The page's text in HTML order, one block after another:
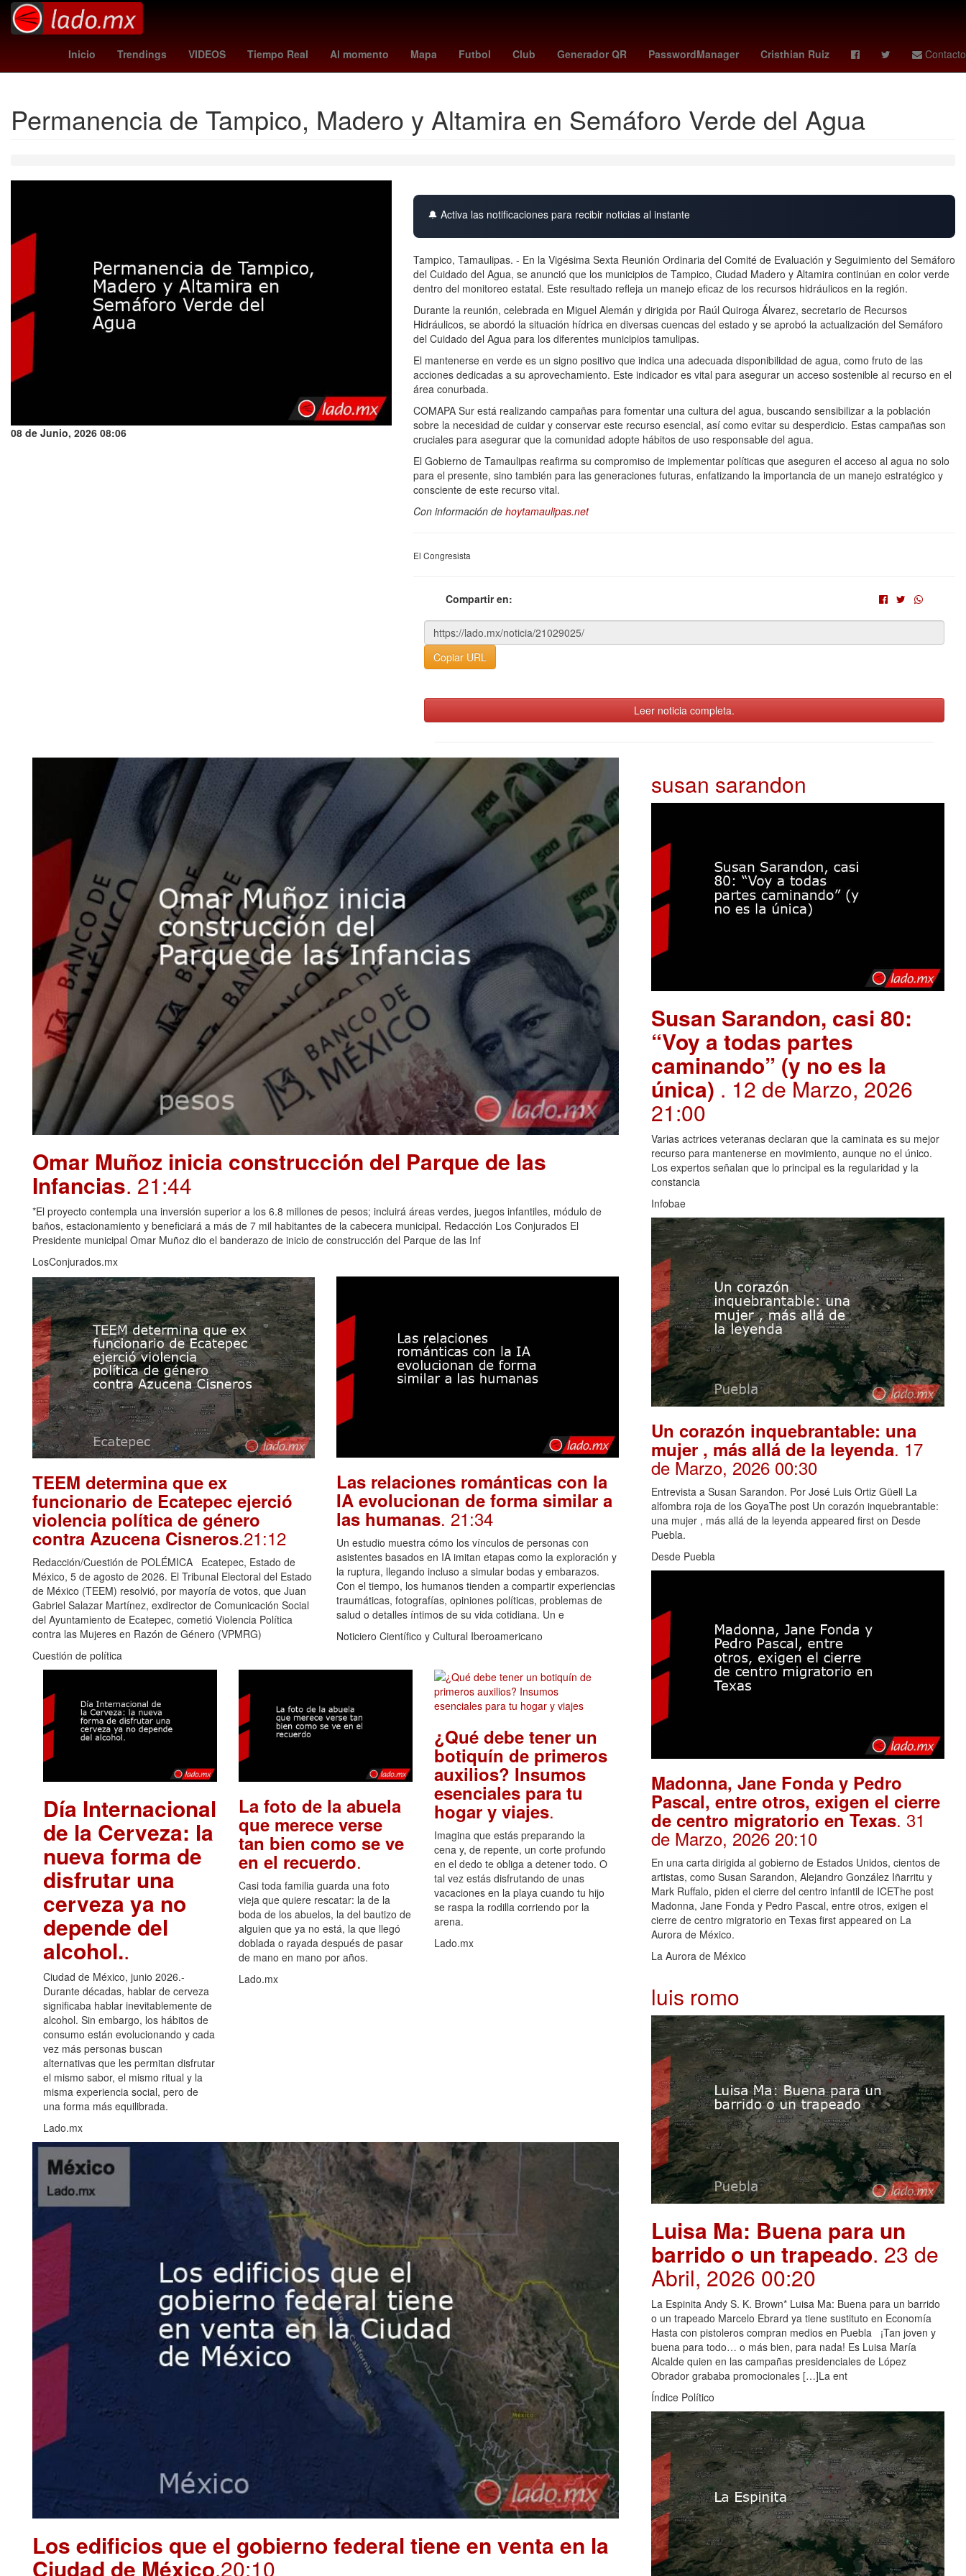
Inicio Trendings VIDEOS Tiempo Real Al momento Mapa Futbol Club Generador QR PasswordManager Cristhian Ruiz Contacto
Semana Santa Empresa Temporada Star Wars Rosario Shadow the Hedgehog Cártel Torero Dólar estadounidense Argentina
Permanencia de Tampico, Madero y Altamira en Semáforo Verde del Agua
08 de Junio, 2026 08:06
🔔 Activa las notificaciones para recibir noticias al instante
Tampico, Tamaulipas. - En la Vigésima Sexta Reunión Ordinaria del Comité de Evaluación y Seguimiento del Semáforo
del Cuidado del Agua, se anunció que los municipios de Tampico, Ciudad Madero y Altamira continúan en color verde
dentro del monitoreo estatal. Este resultado refleja un manejo eficaz de los recursos hidráulicos en la región.
Durante la reunión, celebrada en Miguel Alemán y dirigida por Raúl Quiroga Álvarez, secretario de Recursos
Hidráulicos, se abordó la situación hídrica en diversas cuencas del estado y se aprobó la actualización del Semáforo
del Cuidado del Agua para los diferentes municipios tamulipas.
El mantenerse en verde es un signo positivo que indica una adecuada disponibilidad de agua, como fruto de las
acciones dedicadas a su aprovechamiento. Este indicador es vital para asegurar un acceso sostenible al recurso en el
área conurbada.
COMAPA Sur está realizando campañas para fomentar una cultura del agua, buscando sensibilizar a la población
sobre la necesidad de cuidar y conservar este recurso esencial, así como evitar su desperdicio. Estas campañas son
cruciales para asegurar que la comunidad adopte hábitos de uso responsable del agua.
El Gobierno de Tamaulipas reafirma su compromiso de implementar políticas que aseguren el acceso al agua no solo
para el presente, sino también para las generaciones futuras, enfatizando la importancia de un manejo estratégico y
consciente de este recurso vital.
Con información de hoytamaulipas.net
El Congresista
Compartir en:
Copiar URL
Leer noticia completa.
Omar Muñoz inicia construcción del Parque de las
Infancias. 21:44
*El proyecto contempla una inversión superior a los 6.8 millones de pesos; incluirá áreas verdes, juegos infantiles, módulo de
baños, estacionamiento y beneficiará a más de 7 mil habitantes de la cabecera municipal. Redacción Los Conjurados El
Presidente municipal Omar Muñoz dio el banderazo de inicio de construcción del Parque de las Inf
LosConjurados.mx
TEEM determina que ex
funcionario de Ecatepec ejerció
violencia política de género
contra Azucena Cisneros.21:12
Redacción/Cuestión de POLÉMICA Ecatepec, Estado de
México, 5 de agosto de 2026. El Tribunal Electoral del Estado
de México (TEEM) resolvió, por mayoría de votos, que Juan
Gabriel Salazar Martínez, exdirector de Comunicación Social
del Ayuntamiento de Ecatepec, cometió Violencia Política
contra las Mujeres en Razón de Género (VPMRG)
Cuestión de política
Las relaciones románticas con la
IA evolucionan de forma similar a
las humanas. 21:34
Un estudio muestra cómo los vínculos de personas con
asistentes basados en IA imitan etapas como la exploración y
la ruptura, llegando incluso a simular bodas y embarazos.
Con el tiempo, los humanos tienden a compartir experiencias
traumáticas, fotografías, opiniones políticas, problemas de
salud o detalles íntimos de su vida cotidiana. Un e
Noticiero Científico y Cultural Iberoamericano
Día Internacional
de la Cerveza: la
nueva forma de
disfrutar una
cerveza ya no
depende del
alcohol..
Ciudad de México, junio 2026.-
Durante décadas, hablar de cerveza
significaba hablar inevitablemente de
alcohol. Sin embargo, los hábitos de
consumo están evolucionando y cada
vez más personas buscan
alternativas que les permitan disfrutar
el mismo sabor, el mismo ritual y la
misma experiencia social, pero de
una forma más equilibrada.
Lado.mx
La foto de la abuela
que merece verse
tan bien como se ve
en el recuerdo.
Casi toda familia guarda una foto
vieja que quiere rescatar: la de la
boda de los abuelos, la del bautizo de
alguien que ya no está, la que llegó
doblada o rayada después de pasar
de mano en mano por años.
Lado.mx
¿Qué debe tener un
botiquín de primeros
auxilios? Insumos
esenciales para tu
hogar y viajes.
Imagina que estás preparando la
cena y, de repente, un corte profundo
en el dedo te obliga a detener todo. O
tal vez estás disfrutando de unas
vacaciones en la playa cuando tu hijo
se raspa la rodilla corriendo por la
arena.
Lado.mx
Los edificios que el gobierno federal tiene en venta en la
Ciudad de México.20:10
susan sarandon
Susan Sarandon, casi 80:
“Voy a todas partes
caminando” (y no es la
única) . 12 de Marzo, 2026
21:00
Varias actrices veteranas declaran que la caminata es su mejor
recurso para mantenerse en movimiento, aunque no el único.
Los expertos señalan que lo principal es la regularidad y la
constancia
Infobae
Un corazón inquebrantable: una
mujer , más allá de la leyenda. 17
de Marzo, 2026 00:30
Entrevista a Susan Sarandon. Por José Luis Ortiz Güell La
alfombra roja de los GoyaThe post Un corazón inquebrantable:
una mujer , más allá de la leyenda appeared first on Desde
Puebla.
Desde Puebla
Madonna, Jane Fonda y Pedro
Pascal, entre otros, exigen el cierre
de centro migratorio en Texas. 31
de Marzo, 2026 20:10
En una carta dirigida al gobierno de Estados Unidos, cientos de
artistas, como Susan Sarandon, Alejandro González Iñarritu y
Mark Ruffalo, piden el cierre del centro infantil de ICEThe post
Madonna, Jane Fonda y Pedro Pascal, entre otros, exigen el
cierre de centro migratorio en Texas first appeared on La
Aurora de México.
La Aurora de México
luis romo
Luisa Ma: Buena para un
barrido o un trapeado. 23 de
Abril, 2026 00:20
La Espinita Andy S. K. Brown* Luisa Ma: Buena para un barrido
o un trapeado Marcelo Ebrard ya tiene sustituto en Economía
Hasta con pistoleros compran medios en Puebla ¡Tan joven y
buena para todo… o más bien, para nada! Es Luisa María
Alcalde quien en las campañas presidenciales de López
Obrador grababa promocionales […]La ent
Índice Político